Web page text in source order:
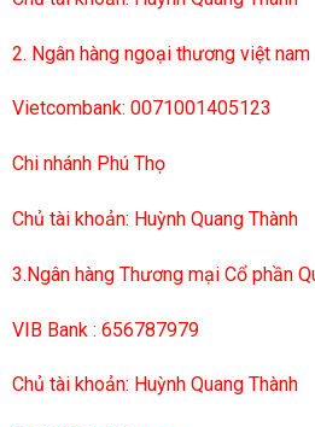
2. Ngân hàng ngoại thương việt nam
Vietcombank: 0071001405123
Chi nhánh Phú Thọ
Chủ tài khoản: Huỳnh Quang Thành
3.Ngân hàng Thương mại Cổ phần
VIB Bank : 656787979
Chủ tài khoản: Huỳnh Quang Thành